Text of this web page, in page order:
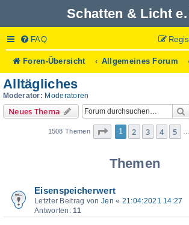
Schatten & Licht e.
FAQ
Foren-Übersicht Allgemeines Forum
Alltägliches
Moderator: Moderatoren
Neues Thema
1508 Themen Seite 1von 31
1 2 3 4 5 …
Themen
Eisenspeicherwert
Letzter Beitrag von Jen « 21:04:2021 14:27
Antworten:11